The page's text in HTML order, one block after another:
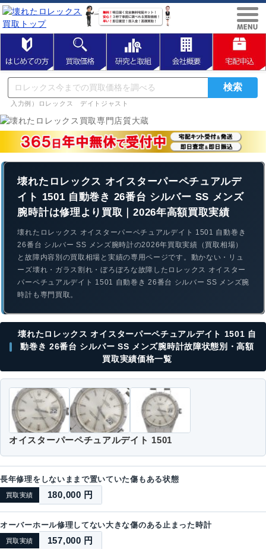
入力例）ロレックス デイトジャスト
壊れたロレックス オイスターパーペチュアルデ
イト 1501 自動巻き 26番台 シルバー SS メンズ
腕時計は修理より買取｜2026年高額買取実績
壊れたロレックス オイスターパーペチュアルデイト 1501 自動巻き
26番台 シルバー SS メンズ腕時計の2026年買取実績（買取相場）
と故障内容別の買取相場と実績の専用ページです。動かない・リュ
ーズ壊れ・ガラス割れ・ぼろぼろな故障したロレックス オイスター
パーペチュアルデイト 1501 自動巻き 26番台 シルバー SS メンズ腕
時計も専門買取。
壊れたロレックス オイスターパーペチュアルデイト 1501 自
動巻き 26番台 シルバー SS メンズ腕時計故障状態別・高額
買取実績価格一覧
オイスターパーペチュアルデイト 1501
長年修理をしないままで置いていた傷もある状態
買取実績 180,000 円
オーバーホール修理してない大きな傷のある止まった時計
買取実績 157,000 円